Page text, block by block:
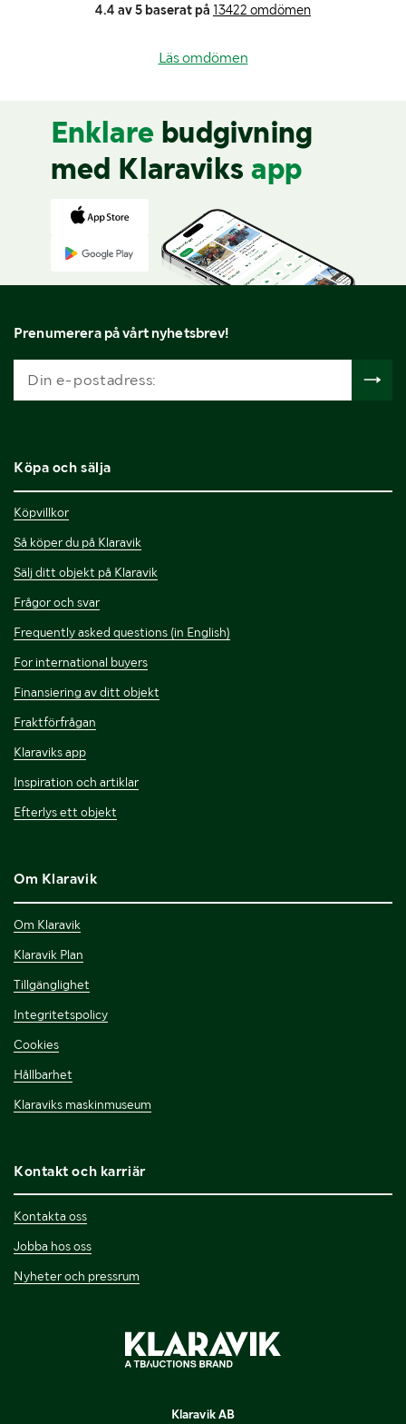
4.4 av 5 baserat på 13422 omdömen
Läs omdömen
Enklare budgivning
med Klaraviks app
Prenumerera på vårt nyhetsbrev!
Köpa och sälja
Köpvillkor
Så köper du på Klaravik
Sälj ditt objekt på Klaravik
Frågor och svar
Frequently asked questions (in English)
For international buyers
Finansiering av ditt objekt
Fraktförfrågan
Klaraviks app
Inspiration och artiklar
Efterlys ett objekt
Om Klaravik
Om Klaravik
Klaravik Plan
Tillgänglighet
Integritetspolicy
Cookies
Hållbarhet
Klaraviks maskinmuseum
Kontakt och karriär
Kontakta oss
Jobba hos oss
Nyheter och pressrum
Klaravik AB